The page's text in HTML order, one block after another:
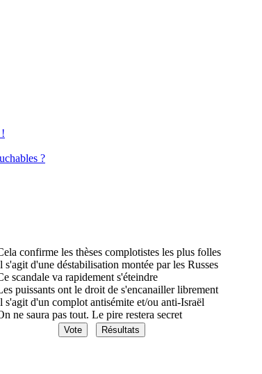
?
confirme les thèses complotistes les plus folles
s'agit d'une déstabilisation montée par les Russes
scandale va rapidement s'éteindre
puissants ont le droit de s'encanailler librement
s'agit d'un complot antisémite et/ou anti-Israël
ne saura pas tout. Le pire restera secret